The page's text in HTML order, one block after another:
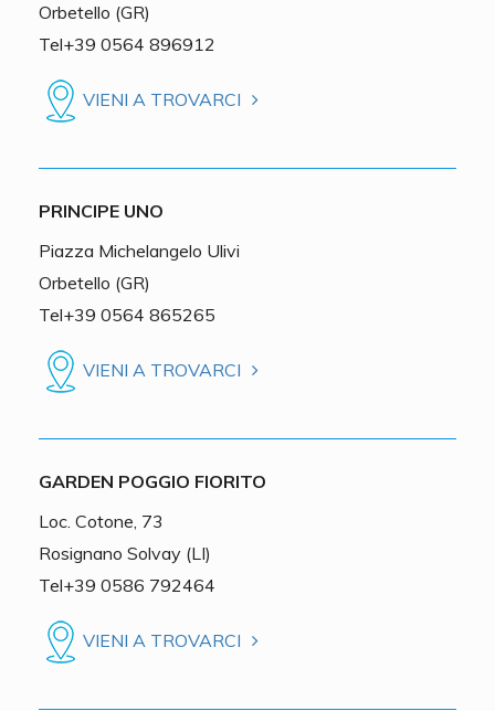
Orbetello (GR)
Tel+39 0564 896912
VIENI A TROVARCI
PRINCIPE UNO
Piazza Michelangelo Ulivi
Orbetello (GR)
Tel+39 0564 865265
VIENI A TROVARCI
GARDEN POGGIO FIORITO
Loc. Cotone, 73
Rosignano Solvay (LI)
Tel+39 0586 792464
VIENI A TROVARCI